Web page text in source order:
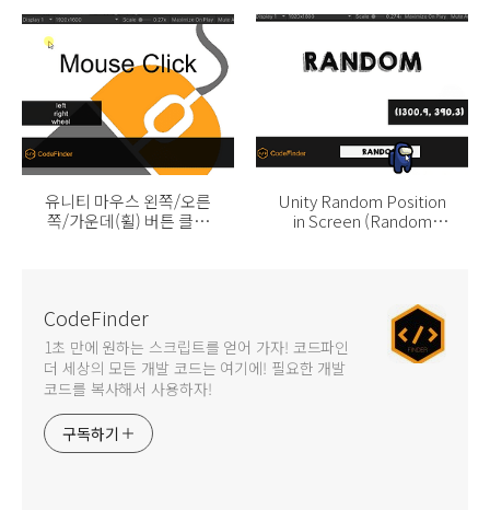
유니티 마우스 왼쪽/오른
쪽/가운데(휠) 버튼 클릭
Unity Random Position
in Screen (Random
CodeFinder
1초 만에 원하는 스크립트를 얻어 가자! 코드파인
더 세상의 모든 개발 코드는 여기에! 필요한 개발
코드를 복사해서 사용하자!
구독하기